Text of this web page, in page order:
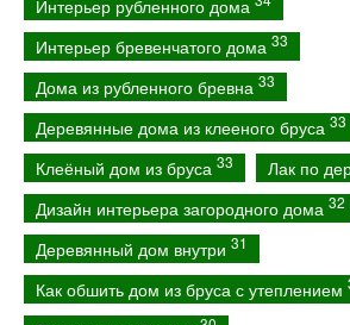
Интерьер рубленного дома
Интерьер бревенчатого дома 33
Дома из рубленного бревна 33
Деревянные дома из клееного бруса 33
Клеёный дом из бруса 33 Лак по
Дизайн интерьера загородного дома 32
Деревянный дом внутри 31
Как обшить дом из бруса с утеплением